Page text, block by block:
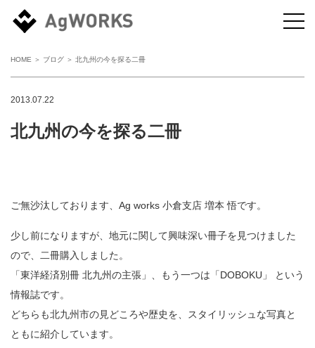
HOME ＞ ブログ ＞ 北九州の今を探る二冊
2013.07.22
北九州の今を探る二冊
ご無沙汰しております、Ag works 小倉支店 増本 悟です。
少し前になりますが、地元に関して興味深い冊子を見つけました
ので、二冊購入しました。
「東洋経済別冊 北九州の主張」、もう一つは「DOBOKU」 という
情報誌です。
どちらも北九州市の見どころや歴史を、スタイリッシュな写真と
ともに紹介しています。